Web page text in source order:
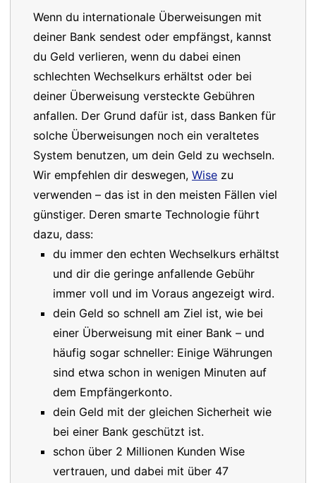
Wenn du internationale Überweisungen mit
deiner Bank sendest oder empfängst, kannst
du Geld verlieren, wenn du dabei einen
schlechten Wechselkurs erhältst oder bei
deiner Überweisung versteckte Gebühren
anfallen. Der Grund dafür ist, dass Banken für
solche Überweisungen noch ein veraltetes
System benutzen, um dein Geld zu wechseln.
Wir empfehlen dir deswegen, Wise zu
verwenden – das ist in den meisten Fällen viel
günstiger. Deren smarte Technologie führt
dazu, dass:
du immer den echten Wechselkurs erhältst
und dir die geringe anfallende Gebühr
immer voll und im Voraus angezeigt wird.
dein Geld so schnell am Ziel ist, wie bei
einer Überweisung mit einer Bank – und
häufig sogar schneller: Einige Währungen
sind etwa schon in wenigen Minuten auf
dem Empfängerkonto.
dein Geld mit der gleichen Sicherheit wie
bei einer Bank geschützt ist.
schon über 2 Millionen Kunden Wise
vertrauen, und dabei mit über 47